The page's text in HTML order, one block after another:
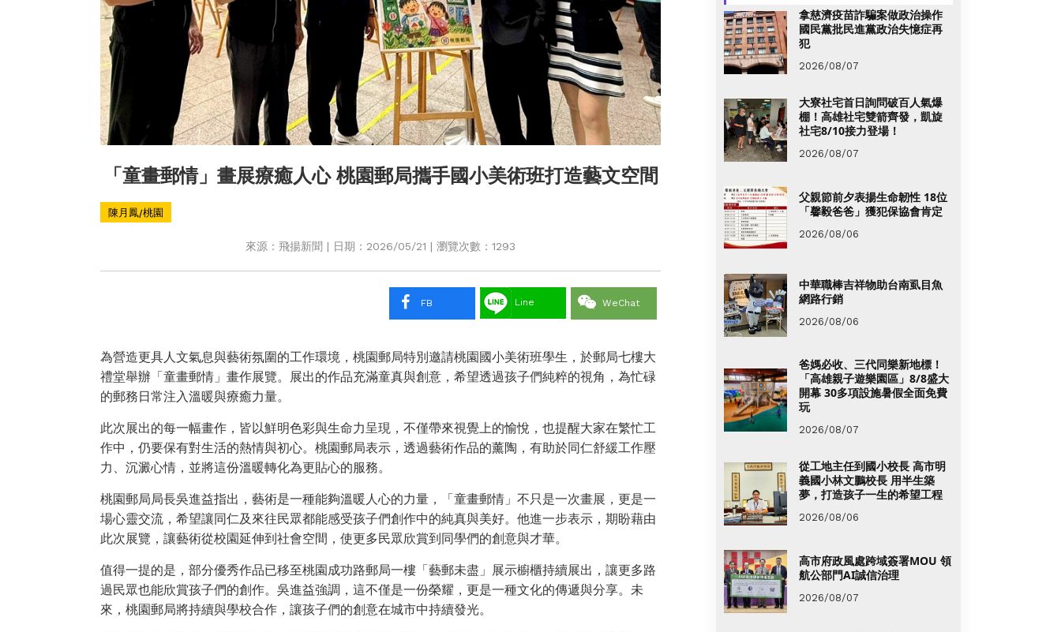
「童畫郵情」畫展療癒人心 桃園郵局攜手國小美術班打造藝文空間
陳月鳳/桃園
來源：飛揚新聞 | 日期：2026/05/21 | 瀏覽次數：1293
FB Line WeChat
為營造更具人文氣息與藝術氛圍的工作環境，桃園郵局特別邀請桃園國小美術班學生，於郵局七樓大
禮堂舉辦「童畫郵情」畫作展覽。展出的作品充滿童真與創意，希望透過孩子們純粹的視角，為忙碌
的郵務日常注入溫暖與療癒力量。
此次展出的每一幅畫作，皆以鮮明色彩與生命力呈現，不僅帶來視覺上的愉悅，也提醒大家在繁忙工
作中，仍要保有對生活的熱情與初心。桃園郵局表示，透過藝術作品的薰陶，有助於同仁舒緩工作壓
力、沉澱心情，並將這份溫暖轉化為更貼心的服務。
桃園郵局局長吳進益指出，藝術是一種能夠溫暖人心的力量，「童畫郵情」不只是一次畫展，更是一
場心靈交流，希望讓同仁及來往民眾都能感受孩子們創作中的純真與美好。他進一步表示，期盼藉由
此次展覽，讓藝術從校園延伸到社會空間，使更多民眾欣賞到同學們的創意與才華。
值得一提的是，部分優秀作品已移至桃園成功路郵局一樓「藝郵未盡」展示櫥櫃持續展出，讓更多路
過民眾也能欣賞孩子們的創作。吳進益強調，這不僅是一份榮耀，更是一種文化的傳遞與分享。未
來，桃園郵局將持續與學校合作，讓孩子們的創意在城市中持續發光。
拿慈濟疫苗詐騙案做政治操作
國民黨批民進黨政治失憶症再
犯
2026/08/07
大寮社宅首日詢問破百人氣爆
棚！高雄社宅雙箭齊發，凱旋
社宅8/10接力登場！
2026/08/07
父親節前夕表揚生命韌性 18位
「馨毅爸爸」獲犯保協會肯定
2026/08/06
中華職棒吉祥物助台南虱目魚
網路行銷
2026/08/06
爸媽必收、三代同樂新地標！
「高雄親子遊樂園區」8/8盛大
開幕 30多項設施暑假全面免費
玩
2026/08/07
從工地主任到國小校長 高市明
義國小林文鵬校長 用半生築
夢，打造孩子一生的希望工程
2026/08/06
高市府政風處跨域簽署MOU 領
航公部門AI誠信治理
2026/08/07